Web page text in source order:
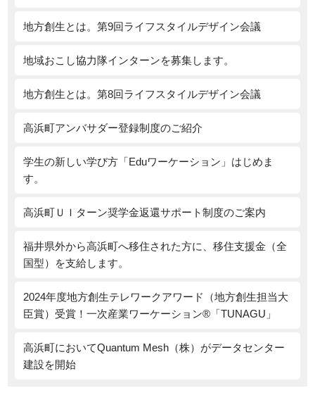
地方創生とは。第9回ライフスタイルデザイン会議
地域おこし協力隊インターンを募集します。
地方創生とは。第8回ライフスタイルデザイン会議
高浜町アンバサダー登録制度のご紹介
学生の新しい学び方「Eduワーケーション」はじめま
す。
高浜町ＵＩターン奨学金返還サポート制度のご案内
福井県外から高浜町へ移住された方に、移住支援金（全
国型）を支給します。
2024年度地方創生テレワークアワード（地方創生担当大
臣賞）受賞！一次産業ワーケーション®「TUNAGU」
高浜町においてQuantum Mesh（株）がデータセンター
建設を開始